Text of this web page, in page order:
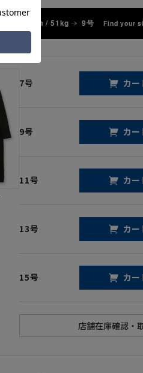
158cm / 51kg 9号 Find your
7号 カー
9号 カー
11号 カー
13号 カー
15号 カー